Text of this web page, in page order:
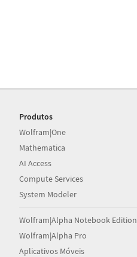
Produtos
Wolfram|One
Mathematica
AI Access
Compute Services
System Modeler
Wolfram|Alpha Notebook Edition
Wolfram|Alpha Pro
Aplicativos Móveis